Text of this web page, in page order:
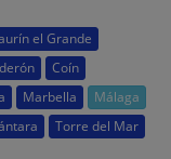
el Grande
Coín
Marbella
Málaga
Torre del Mar